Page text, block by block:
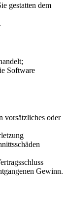
gestatten dem
Software
vorsätzliches oder
Gewinn.